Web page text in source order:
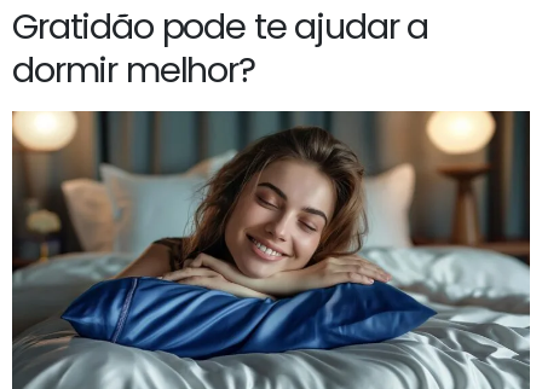
Gratidão pode te ajudar a
dormir melhor?